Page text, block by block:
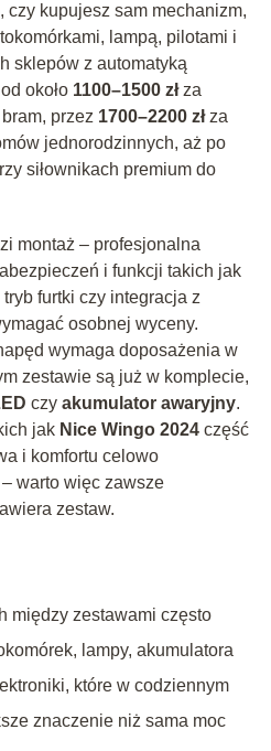
czy kupujesz sam mechanizm,
lampą, pilotami i
sklepów z automatyką
około 1100–1500 złza
przez 1700–2200 złza
jednorodzinnych, aż po
siłownikach premium do
montaż – profesjonalna
i funkcji takich jak
furtki czy integracja z
osobnej wyceny.
wymaga doposażenia w
zestawie są już w komplecie,
czy akumulator awaryjny.
jak Nice Wingo 2024część
i komfortu celowo
warto więc zawsze
zestaw.
między zestawami często
lampy, akumulatora
które w codziennym
znaczenie niż sama moc